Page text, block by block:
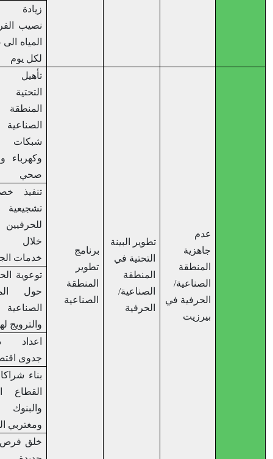
زيادة معدل
نصيب الفرد من
المياه الى 85 لتر
لكل يوم
المنطقة
الصناعية/
الحرفية في
تطوير البينة
التحتية في
المنطقة
الصناعية/
الحرفية
تطوير
المنطقة
الصناعية
تأهيل البنية
التحتية في
المنطقة
الصناعية من
شبكات مياه
وكهرباء وصرف
تنفيذ خصومات
تشجيعية
للحرفيين من
خلال مركز
خدمات الجمهور
توعوية الحرفيين
حول المنطقة
الصناعية
والترويج لها
اعداد دراسة
جدوى اقتصادية
بناء شراكات مع
القطاع الخاص
والبنوك
ومغتربي المدينة
خلق فرص عمل